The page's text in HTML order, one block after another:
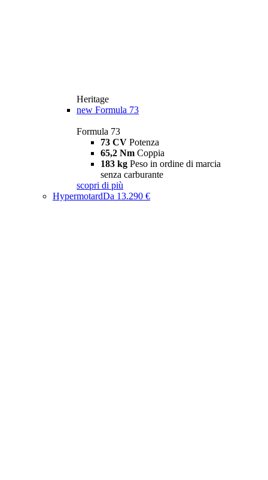
Heritage
new Formula 73
Formula 73
73 CV Potenza
65,2 Nm Coppia
183 kg Peso in ordine di marcia
senza carburante
scopri di più
HypermotardDa 13.290 €